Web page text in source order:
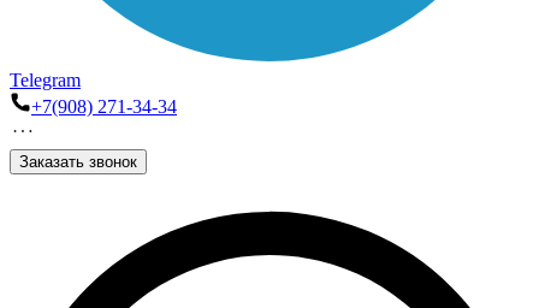
Telegram
+7(908) 271-34-34
Заказать звонок